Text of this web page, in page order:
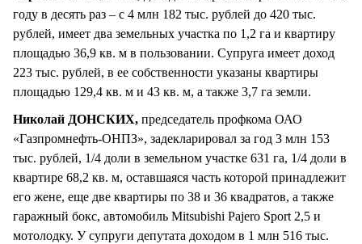
году в десять раз – с 4 млн 182 тыс. рублей до 420 тыс.
рублей, имеет два земельных участка по 1,2 га и квартиру
площадью 36,9 кв. м в пользовании. Супруга имеет доход
223 тыс. рублей, в ее собственности указаны квартиры
площадью 129,4 кв. м и 43 кв. м, а также 3,7 га земли.
Николай ДОНСКИХ, председатель профкома ОАО
«Газпромнефть-ОНПЗ», задекларировал за год 3 млн 153
тыс. рублей, 1/4 доли в земельном участке 631 га, 1/4 доли в
квартире 68,2 кв. м, оставшаяся часть которой принадлежит
его жене, еще две квартиры по 38 и 36 квадратов, а также
гаражный бокс, автомобиль Mitsubishi Pajero Sport 2,5 и
мотолодку. У супруги депутата доходом в 1 млн 516 тыс.